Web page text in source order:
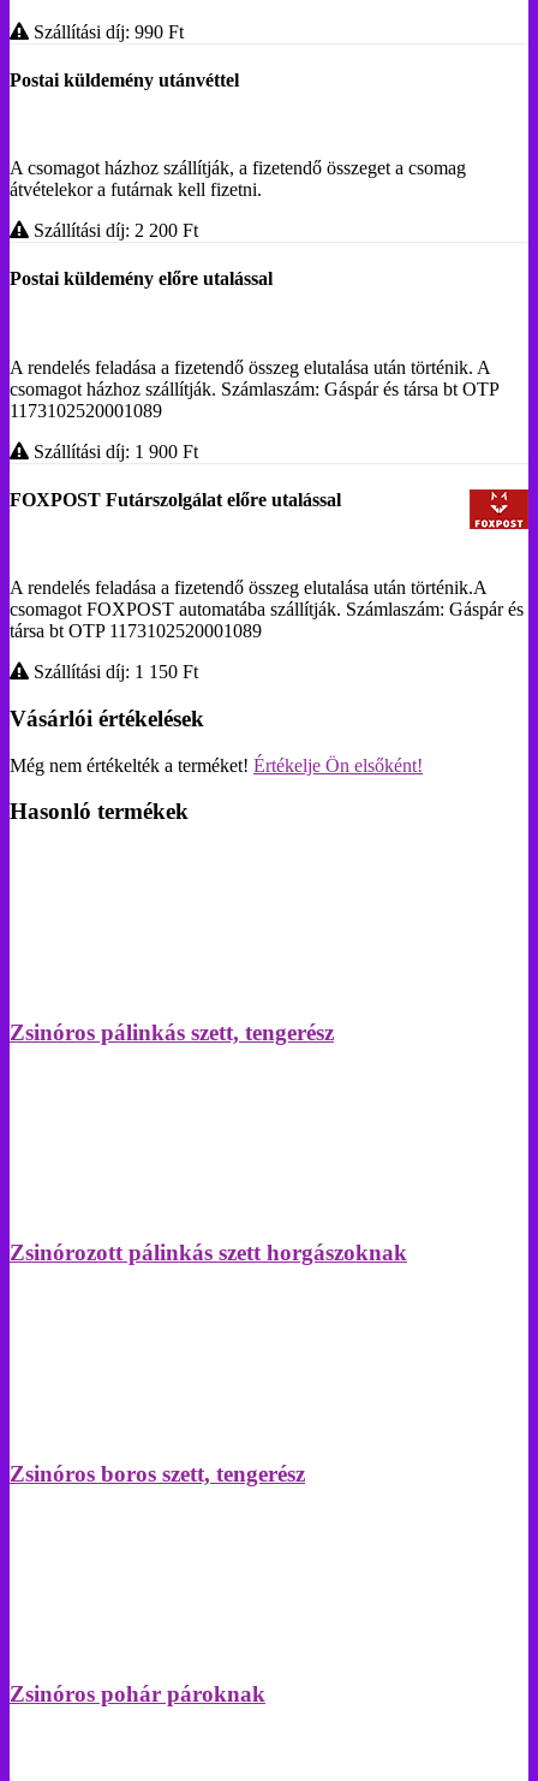
Szállítási díj: 990 Ft
Postai küldemény utánvéttel
A csomagot házhoz szállítják, a fizetendő összeget a csomag
átvételekor a futárnak kell fizetni.
Szállítási díj: 2 200 Ft
Postai küldemény előre utalással
A rendelés feladása a fizetendő összeg elutalása után történik. A
csomagot házhoz szállítják. Számlaszám: Gáspár és társa bt OTP
1173102520001089
Szállítási díj: 1 900 Ft
FOXPOST Futárszolgálat előre utalással
A rendelés feladása a fizetendő összeg elutalása után történik.A
csomagot FOXPOST automatába szállítják. Számlaszám: Gáspár és
társa bt OTP 1173102520001089
Szállítási díj: 1 150 Ft
Vásárlói értékelések
Még nem értékelték a terméket! Értékelje Ön elsőként!
Hasonló termékek
Zsinóros pálinkás szett, tengerész
Zsinórozott pálinkás szett horgászoknak
Zsinóros boros szett, tengerész
Zsinóros pohár pároknak